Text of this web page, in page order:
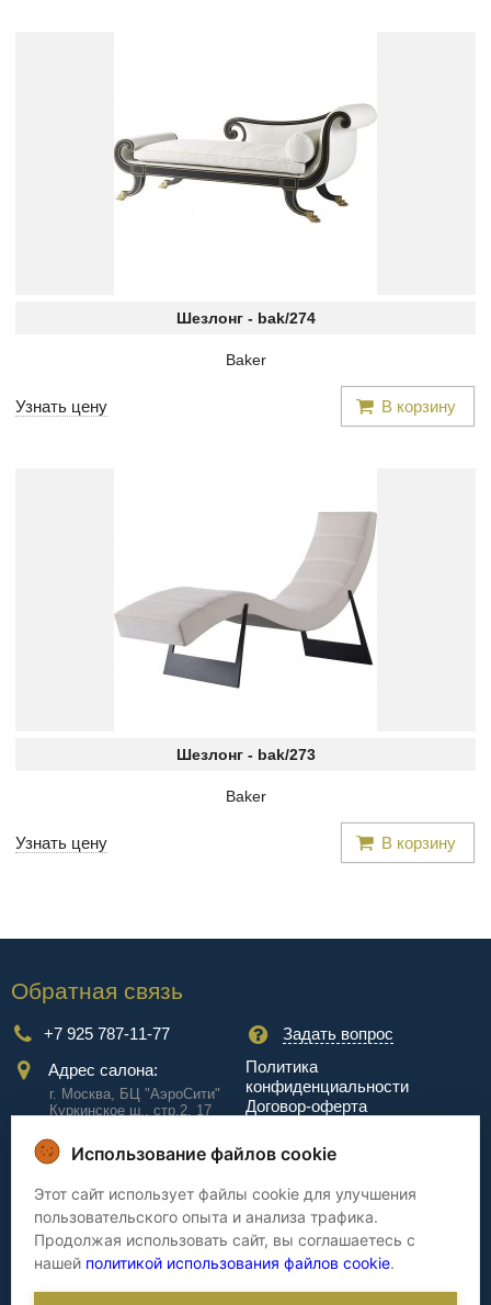
Шезлонг - bak/274
Baker
Узнать цену В корзину
Шезлонг - bak/273
Baker
Узнать цену В корзину
Обратная связь
+7 925 787-11-77
Задать вопрос
Адрес салона:
г. Москва, БЦ "АэроCити"
Куркинское ш., стр.2, 17
Политика
конфиденциальности
Договор-оферта
Сервис
Доставка
Сборка
Оплата
Дизайнерам
Гарантия
Cтатьи
Использование файлов cookie
Этот сайт использует файлы cookie для улучшения
пользовательского опыта и анализа трафика.
Продолжая использовать сайт, вы соглашаетесь с
нашей политикой использования файлов cookie.